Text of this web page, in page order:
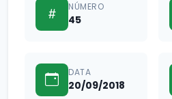
NÚMERO
45
DATA
20/09/2018